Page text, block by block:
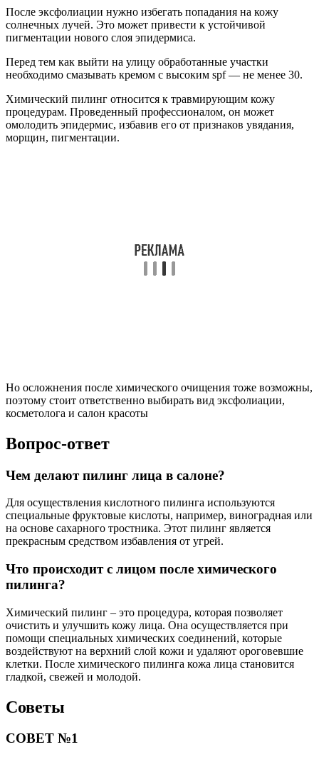
После эксфолиации нужно избегать попадания на кожу
солнечных лучей. Это может привести к устойчивой
пигментации нового слоя эпидермиса.
Перед тем как выйти на улицу обработанные участки
необходимо смазывать кремом с высоким spf — не менее 30.
Химический пилинг относится к травмирующим кожу
процедурам. Проведенный профессионалом, он может
омолодить эпидермис, избавив его от признаков увядания,
морщин, пигментации.
Но осложнения после химического очищения тоже возможны,
поэтому стоит ответственно выбирать вид эксфолиации,
косметолога и салон красоты
Вопрос-ответ
Чем делают пилинг лица в салоне?
Для осуществления кислотного пилинга используются
специальные фруктовые кислоты, например, виноградная или
на основе сахарного тростника. Этот пилинг является
прекрасным средством избавления от угрей.
Что происходит с лицом после химического
пилинга?
Химический пилинг – это процедура, которая позволяет
очистить и улучшить кожу лица. Она осуществляется при
помощи специальных химических соединений, которые
воздействуют на верхний слой кожи и удаляют ороговевшие
клетки. После химического пилинга кожа лица становится
гладкой, свежей и молодой.
Советы
СОВЕТ №1